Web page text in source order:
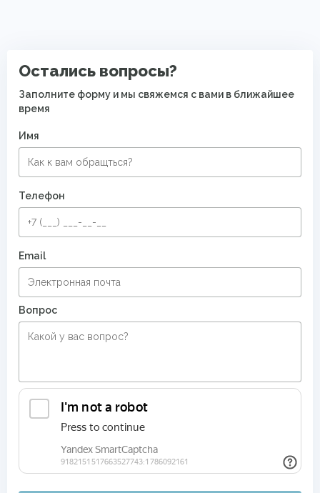
Остались вопросы?
Заполните форму и мы свяжемся с вами в ближайшее
время
Имя
Телефон
Email
Вопрос